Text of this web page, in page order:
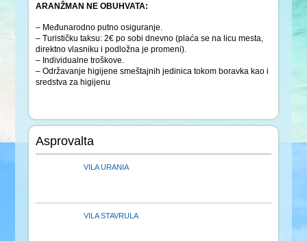
ARANŽMAN NE OBUHVATA:
– Međunarodno putno osiguranje.
– Turističku taksu: 2€ po sobi dnevno (plaća se na licu mesta,
direktno vlasniku i podložna je promeni).
– Individualne troškove.
– Održavanje higijene smeštajnih jedinica tokom boravka kao i
sredstva za higijenu
Asprovalta
VILA URANIA
VILA STAVRULA